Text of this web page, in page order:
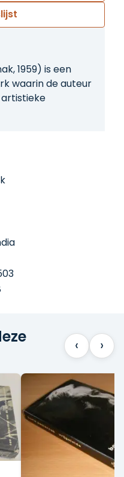
1959) is een
waarin de auteur
en politieke
lezers inzicht
om vrijheid van
behouden te
waardoor
van
Pasternak
vertaling 1959,
Russische
boeken.
‹ ›